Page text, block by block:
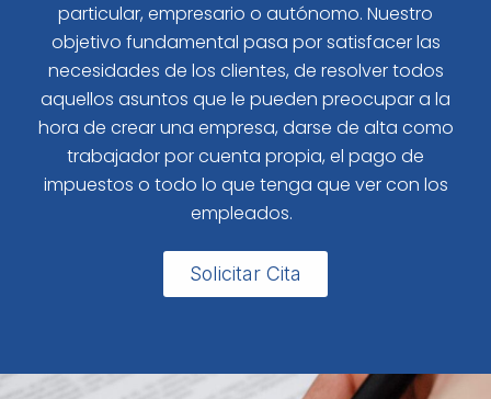
particular, empresario o autónomo. Nuestro
objetivo fundamental pasa por satisfacer las
necesidades de los clientes, de resolver todos
aquellos asuntos que le pueden preocupar a la
hora de crear una empresa, darse de alta como
trabajador por cuenta propia, el pago de
impuestos o todo lo que tenga que ver con los
empleados.
Solicitar Cita